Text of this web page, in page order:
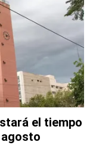
el tiempo
agosto